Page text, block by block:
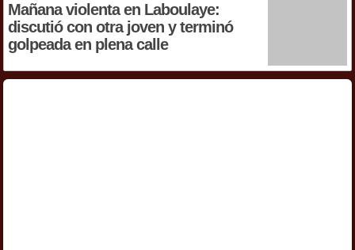
Mañana violenta en Laboulaye:
discutió con otra joven y terminó
golpeada en plena calle